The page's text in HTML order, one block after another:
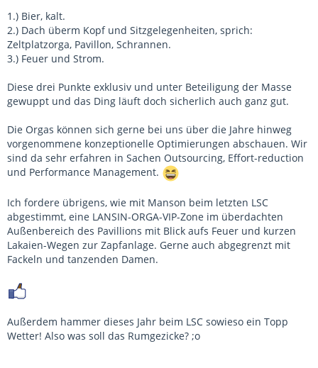
1.) Bier, kalt.
2.) Dach überm Kopf und Sitzgelegenheiten, sprich:
Zeltplatzorga, Pavillon, Schrannen.
3.) Feuer und Strom.
Diese drei Punkte exklusiv und unter Beteiligung der Masse
gewuppt und das Ding läuft doch sicherlich auch ganz gut.
Die Orgas können sich gerne bei uns über die Jahre hinweg
vorgenommene konzeptionelle Optimierungen abschauen. Wir
sind da sehr erfahren in Sachen Outsourcing, Effort-reduction
und Performance Management.
Ich fordere übrigens, wie mit Manson beim letzten LSC
abgestimmt, eine LANSIN-ORGA-VIP-Zone im überdachten
Außenbereich des Pavillions mit Blick aufs Feuer und kurzen
Lakaien-Wegen zur Zapfanlage. Gerne auch abgegrenzt mit
Fackeln und tanzenden Damen.
Außerdem hammer dieses Jahr beim LSC sowieso ein Topp
Wetter! Also was soll das Rumgezicke? ;o